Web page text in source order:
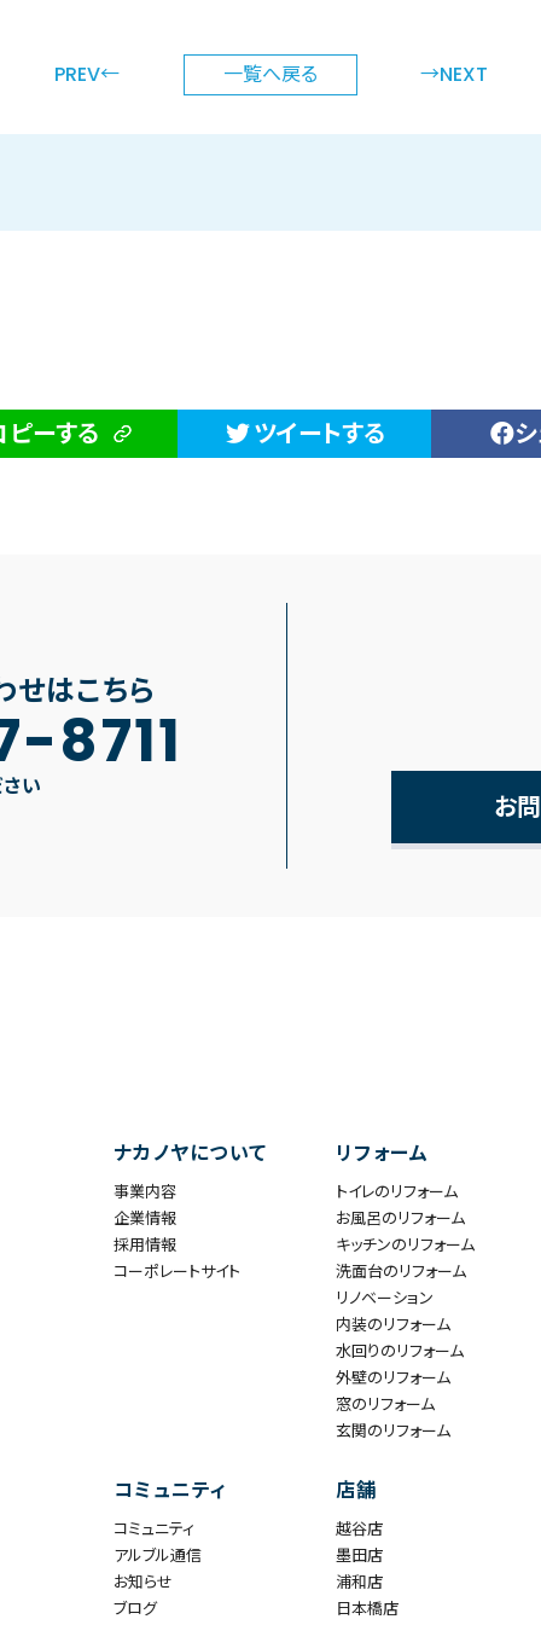
PREV← 一覧へ戻る →NEXT
ピーする ツイートする
はこちら
8711
い
お
ナカノヤについて
事業内容
企業情報
採用情報
コーポレートサイト
リフォーム
トイレのリフォーム
お風呂のリフォーム
キッチンのリフォーム
洗面台のリフォーム
リノベーション
内装のリフォーム
水回りのリフォーム
外壁のリフォーム
窓のリフォーム
玄関のリフォーム
コミュニティ
コミュニティ
アルブル通信
お知らせ
ブログ
店舗
越谷店
墨田店
浦和店
日本橋店